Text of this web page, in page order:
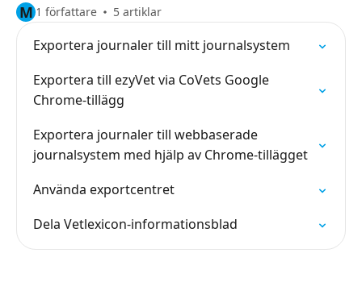
M 1 författare 5 artiklar
Exportera journaler till mitt journalsystem
Exportera till ezyVet via CoVets Google
Chrome-tillägg
Exportera journaler till webbaserade
journalsystem med hjälp av Chrome-tillägget
Använda exportcentret
Dela Vetlexicon-informationsblad